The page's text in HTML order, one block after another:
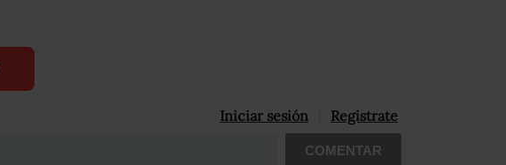
Iniciar sesión Registrate
COMENTAR